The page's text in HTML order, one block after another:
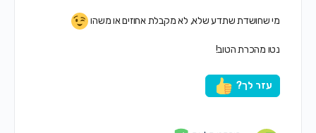
מי שחושדת שתדע שלא, לא מקבלת אחוזים או משהו
נטו מהכרת הטוב!
עזר לך?